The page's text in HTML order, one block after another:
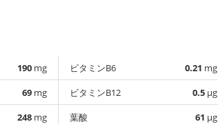
190 mg
69 mg
248 mg
ビタミンB6 0.21 mg
ビタミンB12
0.5 µg
葉酸
61 µg